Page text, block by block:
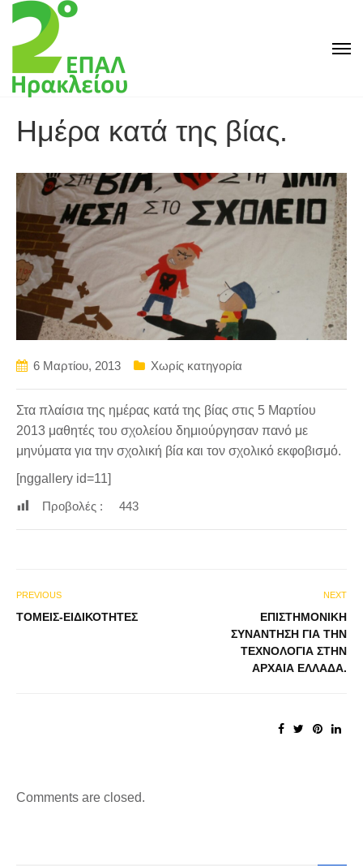
Ημέρα κατά της βίας.
6 Μαρτίου, 2013 Χωρίς κατηγορία
Στα πλαίσια της ημέρας κατά της βίας στις 5 Μαρτίου
2013 μαθητές του σχολείου δημιούργησαν πανό με
μηνύματα για την σχολική βία και τον σχολικό εκφοβισμό.
[nggallery id=11]
Προβολές :
443
PREVIOUS
ΤΟΜΕΊΣ-ΕΙΔΙΚΌΤΗΤΕΣ
NEXT
ΕΠΙΣΤΗΜΟΝΙΚΉ
ΣΥΝΆΝΤΗΣΗ ΓΙΑ ΤΗΝ
ΤΕΧΝΟΛΟΓΊΑ ΣΤΗΝ
ΑΡΧΑΊΑ ΕΛΛΆΔΑ.
Comments are closed.